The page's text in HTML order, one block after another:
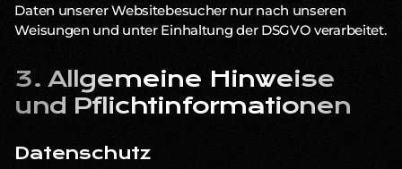
Daten unserer Websitebesucher nur nach unseren
Weisungen und unter Einhaltung der DSGVO verarbeitet.
3. Allgemeine Hinweise
und Pflicht­informationen
Datenschutz